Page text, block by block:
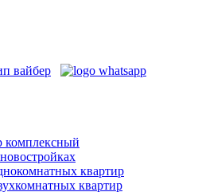
комплексный
квартир
квартир